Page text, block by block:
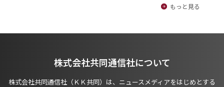
もっと見る
株式会社共同通信社について
株式会社共同通信社（ＫＫ共同）は、ニュースメディアをはじめとする